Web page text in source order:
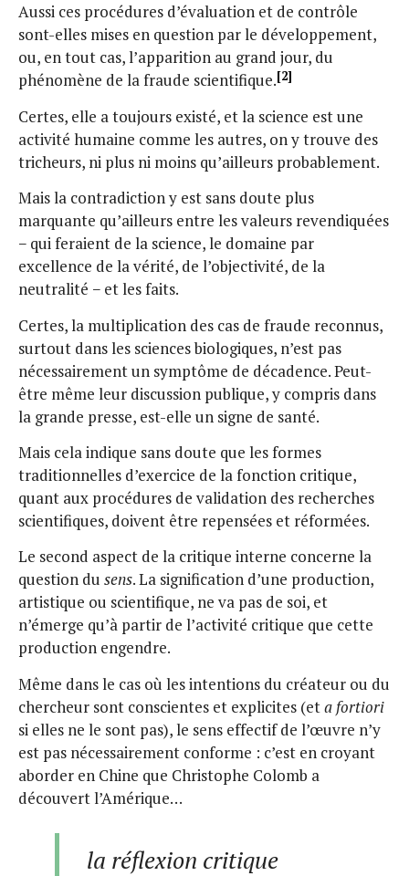
Aussi ces procédures d’évaluation et de contrôle
sont-elles mises en question par le développement,
ou, en tout cas, l’apparition au grand jour, du
phénomène de la fraude scientifique.[2]
Certes, elle a toujours existé, et la science est une
activité humaine comme les autres, on y trouve des
tricheurs, ni plus ni moins qu’ailleurs probablement.
Mais la contradiction y est sans doute plus
marquante qu’ailleurs entre les valeurs revendiquées
− qui feraient de la science, le domaine par
excellence de la vérité, de l’objectivité, de la
neutralité − et les faits.
Certes, la multiplication des cas de fraude reconnus,
surtout dans les sciences biologiques, n’est pas
nécessairement un symptôme de décadence. Peut-
être même leur discussion publique, y compris dans
la grande presse, est-elle un signe de santé.
Mais cela indique sans doute que les formes
traditionnelles d’exercice de la fonction critique,
quant aux procédures de validation des recherches
scientifiques, doivent être repensées et réformées.
Le second aspect de la critique interne concerne la
question du sens. La signification d’une production,
artistique ou scientifique, ne va pas de soi, et
n’émerge qu’à partir de l’activité critique que cette
production engendre.
Même dans le cas où les intentions du créateur ou du
chercheur sont conscientes et explicites (eta fortiori
si elles ne le sont pas), le sens effectif de l’œuvre n’y
est pas nécessairement conforme : c’est en croyant
aborder en Chine que Christophe Colomb a
découvert l’Amérique…
la réflexion critique